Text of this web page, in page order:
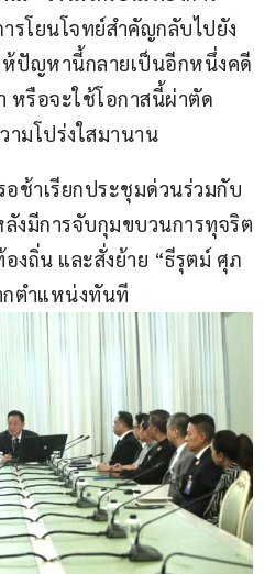
รโยนโจทย์สำคัญกลับไปยัง
ห้ปัญหานี้กลายเป็นอีกหนึ่งคดี
หรือจะใช้โอกาสนี้ผ่าตัด
ามโปร่งใสมานาน
อช้าเรียกประชุมด่วนร่วมกับ
งมีการจับกุมขบวนการทุจริต
งถิ่น และสั่งย้าย “ธีรุตม์ ศุภ
กตำแหน่งทันที